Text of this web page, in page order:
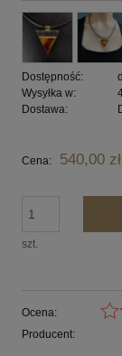
Dostępność:
Wysyłka w:
Dostawa:
Cena nie
Cena: 540,00 zł
szt.
Ocena:
Producent: